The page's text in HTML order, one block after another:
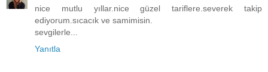
nice mutlu yıllar.nice güzel tariflere.severek takip
ediyorum.sıcacık ve samimisin.
sevgilerle...
Yanıtla